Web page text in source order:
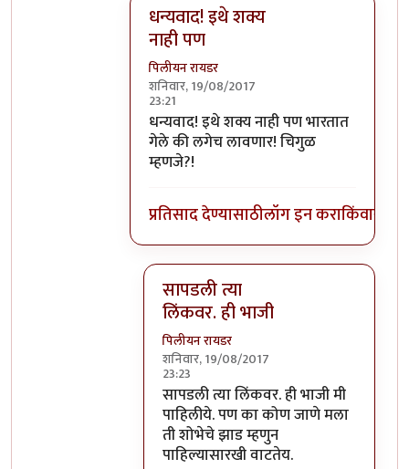
धन्यवाद! इथे शक्य
नाही पण
पिलीयन रायडर
शनिवार, 19/08/2017
23:21
In reply toचिगुळ च म्हणार होतो पण
धन्यवाद! इथे शक्य नाही पण भारतात
गेले की लगेच लावणार! चिगुळ
म्हणजे?!
प्रतिसाद देण्यासाठीलॉग इन कराकिंवा
सापडली त्या
लिंकवर. ही भाजी
पिलीयन रायडर
शनिवार, 19/08/2017
23:23
In reply toधन्यवाद! इथे शक्य नाही पण
सापडली त्या लिंकवर. ही भाजी मी
पाहिलीये. पण का कोण जाणे मला
ती शोभेचे झाड म्हणुन
पाहिल्यासारखी वाटतेय.